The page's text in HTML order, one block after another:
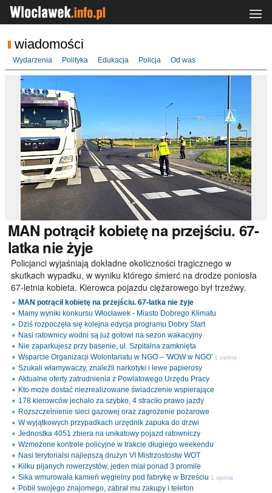
wiadomości
Wydarzenia Polityka Edukacja Policja Od was
MAN potrącił kobietę na przejściu. 67-
latka nie żyje
Policjanci wyjaśniają dokładne okoliczności tragicznego w
skutkach wypadku, w wyniku którego śmierć na drodze poniosła
67-letnia kobieta. Kierowca pojazdu ciężarowego był trzeźwy.
MAN potrącił kobietę na przejściu. 67-latka nie żyje
Mamy wyniki konkursu Włocławek - Miasto Dobrego Klimatu
Dziś rozpoczęła się kolejna edycja programu Dobry Start
Nasi ratownicy wodni są już gotowi na sezon wakacyjny
Nie zaparkujesz przy basenie, ul. Szpitalna zamknięta
Wsparcie Organizacji Wolontariatu w NGO – 'WOW w NGO' 1 opinia
Szukali włamywaczy, znaleźli narkotyki i lewe papierosy
Aktualne oferty zatrudnienia z Powiatowego Urzędu Pracy
Kto może dostać niezrealizowane świadczenie wspierające
178 kierowców jechało za szybko, 4 straciło prawo jazdy
Rozszczelnienie sieci gazowej oraz zagrożenie pożarowe
W wyjątkowych przypadkach urzędnik zapuka do drzwi
Jednostka 4051 zbiera na unikatowy pojazd ratowniczy
Wzmożone kontrole policyjne w trakcie długiego weekendu
Nasi terytorialsi najlepszą drużyn VI Mistrzostostw WOT
Kilku pijanych rowerzystów, jeden miał ponad 3 promile
Sika wmurowała kamień węgielny pod fabrykę w Brześciu 1 opinia
Pobił swojego znajomego, zabrał mu zakupy i telefon